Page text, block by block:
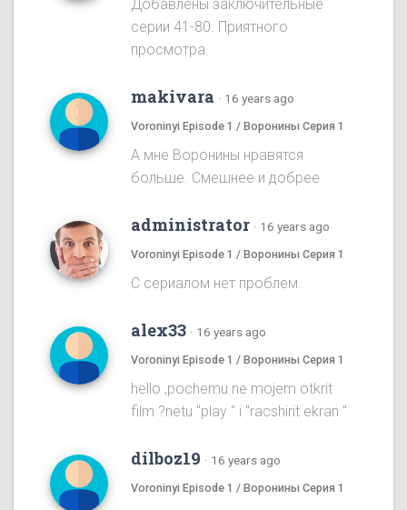
Добавлены заключительные
серии 41-80. Приятного
просмотра.
makivara · 16 years ago
Voroninyi Episode 1 / Воронины Серия 1
А мне Воронины нравятся
больше. Смешнее и добрее
administrator · 16 years ago
Voroninyi Episode 1 / Воронины Серия 1
С сериалом нет проблем.
alex33 · 16 years ago
Voroninyi Episode 1 / Воронины Серия 1
hello ,pochemu ne mojem otkrit
film ?netu "play " i "racshirit ekran "
dilboz19 · 16 years ago
Voroninyi Episode 1 / Воронины Серия 1